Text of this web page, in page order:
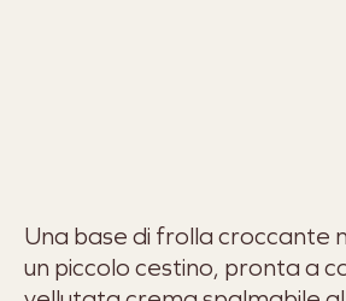
Una base di frolla croccante
un piccolo cestino, pronta a